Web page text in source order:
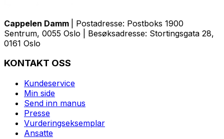
Cappelen Damm
| Postadresse: Postboks 1900
Sentrum, 0055 Oslo | Besøksadresse: Stortingsgata 28,
0161 Oslo
KONTAKT OSS
Kundeservice
Min side
Send inn manus
Presse
Vurderingseksemplar
Ansatte